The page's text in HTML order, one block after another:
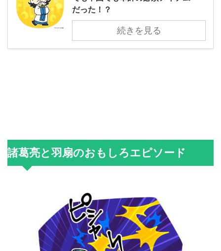
だった！？
続きを見る
諸葛亮と羽扇のおもしろエピソード